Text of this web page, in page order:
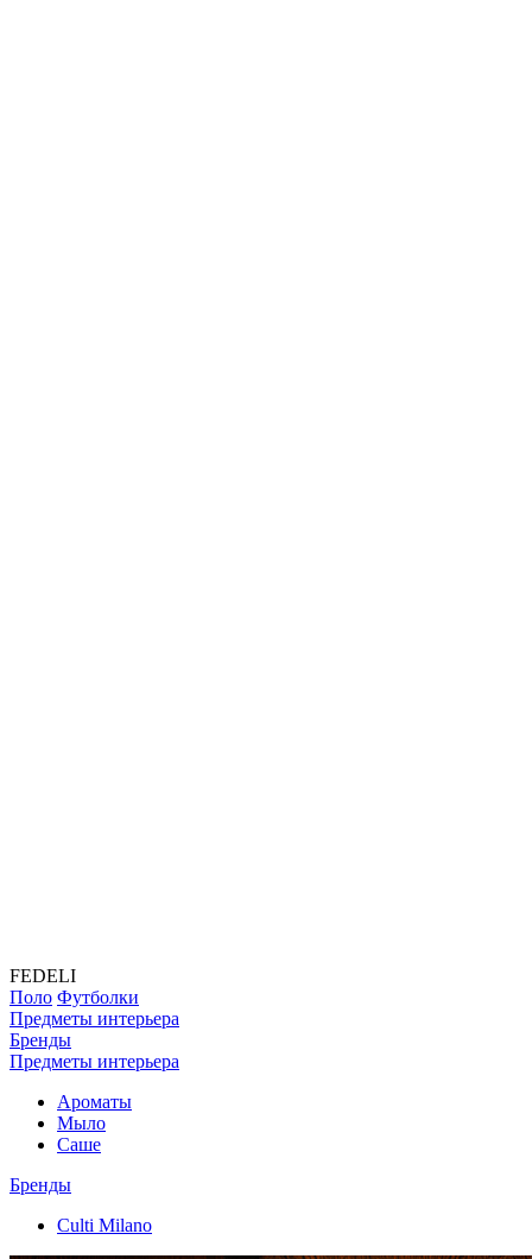
FEDELI
Поло Футболки
Предметы интерьера
Бренды
Предметы интерьера
Ароматы
Мыло
Саше
Бренды
Culti Milano